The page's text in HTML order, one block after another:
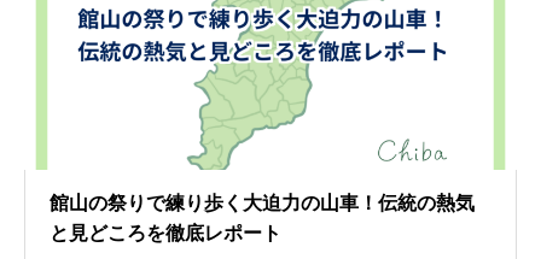
館山の祭りで練り歩く大迫力の山車！伝統の熱気
と見どころを徹底レポート